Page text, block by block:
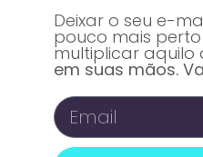
Deixar o seu e-
pouco mais
multiplicar aquilo
em suas mãos.